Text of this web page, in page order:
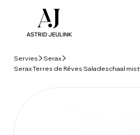
Servies
Serax
Serax Terres de Rêves Saladeschaal